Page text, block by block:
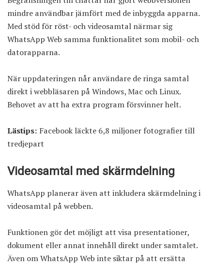
mindre användbar jämfört med de inbyggda apparna.
Med stöd för röst- och videosamtal närmar sig
WhatsApp Web samma funktionalitet som mobil- och
datorapparna.
När uppdateringen når användare de ringa samtal
direkt i webbläsaren på Windows, Mac och Linux.
Behovet av att ha extra program försvinner helt.
Lästips: Facebook läckte 6,8 miljoner fotografier till
tredjepart
Videosamtal med skärmdelning
WhatsApp planerar även att inkludera skärmdelning i
videosamtal på webben.
Funktionen gör det möjligt att visa presentationer,
dokument eller annat innehåll direkt under samtalet.
Även om WhatsApp Web inte siktar på att ersätta